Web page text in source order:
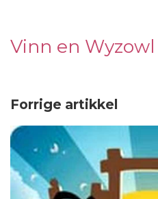
Vinn en
Forrige artikkel